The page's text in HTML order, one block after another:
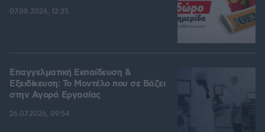
07.08.2026, 12:25
Επαγγελματική Εκπαίδευση &
Εξειδίκευση: Το Mοντέλο που σε Bάζει
στην Aγορά Eργασίας
26.07.2026, 09:54